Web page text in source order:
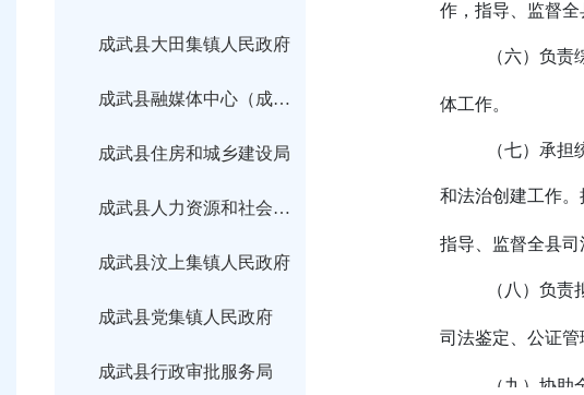
成武县大田集镇人民政府
成武县融媒体中心（成武县广播电视台）
成武县住房和城乡建设局
成武县人力资源和社会保障局
成武县汶上集镇人民政府
成武县党集镇人民政府
成武县行政审批服务局
作，指导、监督全
（六）负
体工作。
（七）承
和法治创建工作
指导、监督全县司
（八）负
司法鉴定、公证管
（九）协